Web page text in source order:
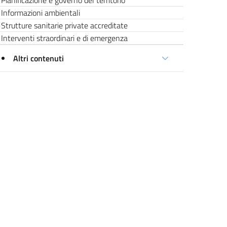
Informazioni ambientali
Strutture sanitarie private accreditate
Interventi straordinari e di emergenza
Altri contenuti